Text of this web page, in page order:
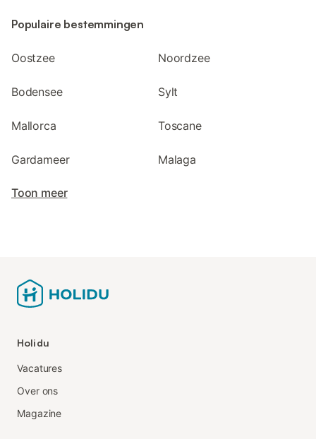
Populaire bestemmingen
Oostzee Noordzee
Bodensee Sylt
Mallorca Toscane
Gardameer Malaga
Toon meer
Holidu
Vacatures
Over ons
Magazine